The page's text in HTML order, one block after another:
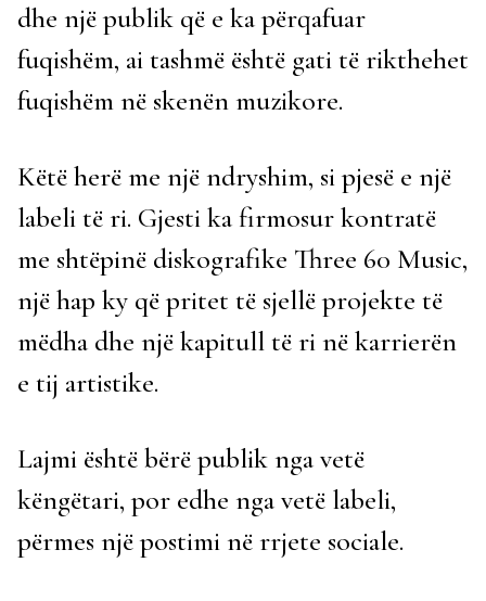
dhe një publik që e ka përqafuar
fuqishëm, ai tashmë është gati të rikthehet
fuqishëm në skenën muzikore.
Këtë herë me një ndryshim, si pjesë e një
labeli të ri. Gjesti ka firmosur kontratë
me shtëpinë diskografike Three 60 Music,
një hap ky që pritet të sjellë projekte të
mëdha dhe një kapitull të ri në karrierën
e tij artistike.
Lajmi është bërë publik nga vetë
këngëtari, por edhe nga vetë labeli,
përmes një postimi në rrjete sociale.